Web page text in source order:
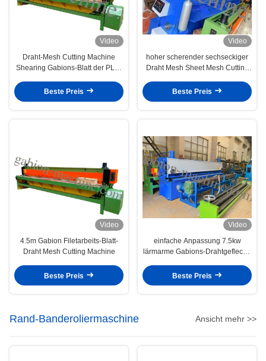
Video
Draht-Mesh Cutting Machine
Shearing Gabions-Blatt der PLC-
Beste Preis
Video
hoher scherender sechseckiger
Draht Mesh Sheet Mesh Cutting
7.5kw
Beste Preis
Video
4.5m Gabion Filetarbeits-Blatt-
Draht Mesh Cutting Machine
Beste Preis
Video
einfache Anpassung 7.5kw
lärmarme Gabions-Drahtgeflecht-
Beste Preis
Rand-Banderoliermaschine Ansicht mehr >>